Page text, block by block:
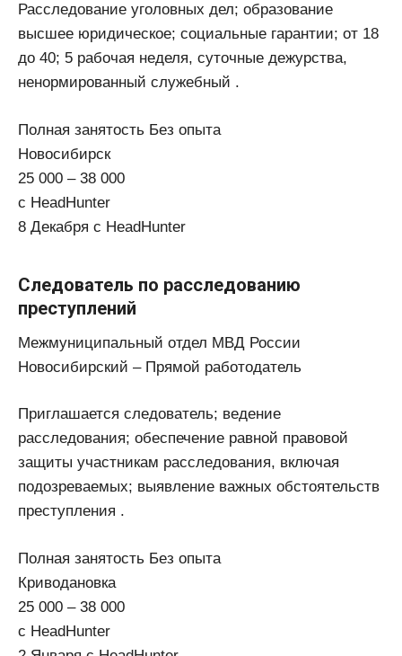
Расследование уголовных дел; образование
высшее юридическое; социальные гарантии; от 18
до 40; 5 рабочая неделя, суточные дежурства,
ненормированный служебный .
Полная занятость Без опыта
Новосибирск
25 000 – 38 000
с HeadHunter
8 Декабря с HeadHunter
Следователь по расследованию
преступлений
Межмуниципальный отдел МВД России
Новосибирский – Прямой работодатель
Приглашается следователь; ведение
расследования; обеспечение равной правовой
защиты участникам расследования, включая
подозреваемых; выявление важных обстоятельств
преступления .
Полная занятость Без опыта
Криводановка
25 000 – 38 000
с HeadHunter